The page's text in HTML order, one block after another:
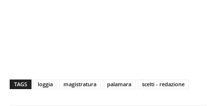
TAGS loggia magistratura palamara scelti - redazione